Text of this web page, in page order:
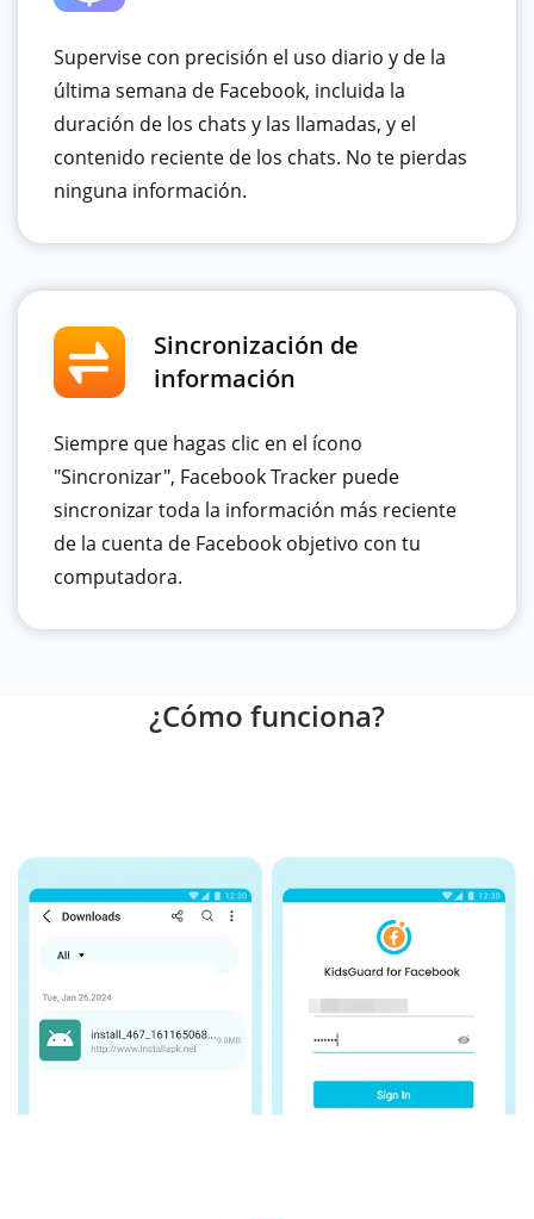
Supervise con precisión el uso diario y de la
última semana de Facebook, incluida la
duración de los chats y las llamadas, y el
contenido reciente de los chats. No te pierdas
ninguna información.
Sincronización de
información
Siempre que hagas clic en el ícono
"Sincronizar", Facebook Tracker puede
sincronizar toda la información más reciente
de la cuenta de Facebook objetivo con tu
computadora.
¿Cómo funciona?